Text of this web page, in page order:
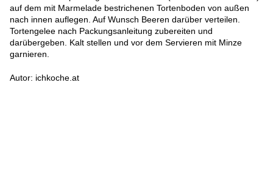
auf dem mit Marmelade bestrichenen Tortenboden von außen
nach innen auflegen. Auf Wunsch Beeren darüber verteilen.
Tortengelee nach Packungsanleitung zubereiten und
darübergeben. Kalt stellen und vor dem Servieren mit Minze
garnieren.
Autor: ichkoche.at